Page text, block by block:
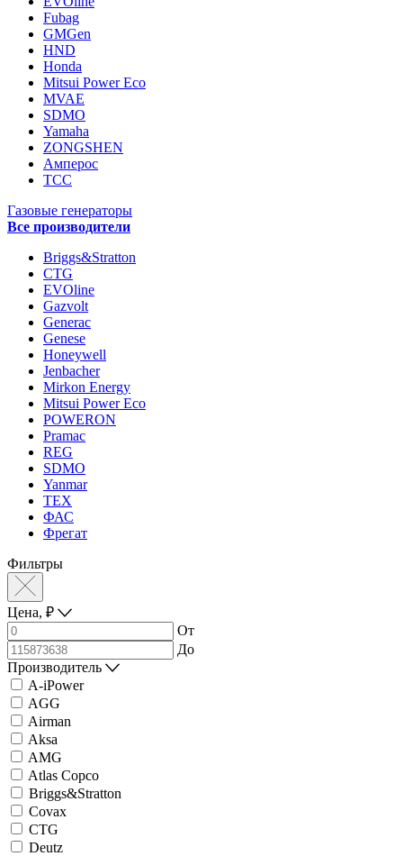
Fubag
GMGen
HND
Honda
Mitsui Power Eco
MVAE
SDMO
Yamaha
ZONGSHEN
Амперос
ТСС
Газовые генераторы
Все производители
Briggs&Stratton
CTG
EVOline
Gazvolt
Generac
Genese
Honeywell
Jenbacher
Mirkon Energy
Mitsui Power Eco
POWERON
Pramac
REG
SDMO
Yanmar
ТЕХ
ФАС
Фрегат
Фильтры
Цена, ₽
От
До
Производитель
A-iPower
AGG
Airman
Aksa
AMG
Atlas Copco
Briggs&Stratton
Covax
CTG
Deutz